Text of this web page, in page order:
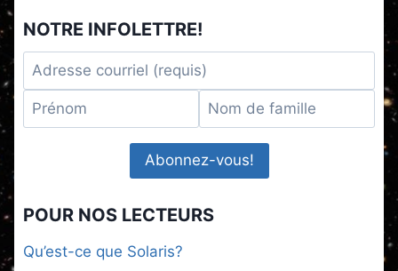
NOTRE INFOLETTRE!
POUR NOS LECTEURS
Qu’est-ce que Solaris?